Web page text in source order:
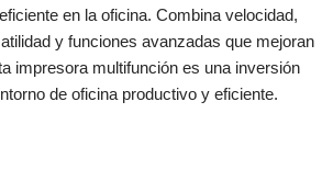
en la oficina. Combina velocidad,
y funciones avanzadas que mejoran
impresora multifunción es una inversión
de oficina productivo y eficiente.